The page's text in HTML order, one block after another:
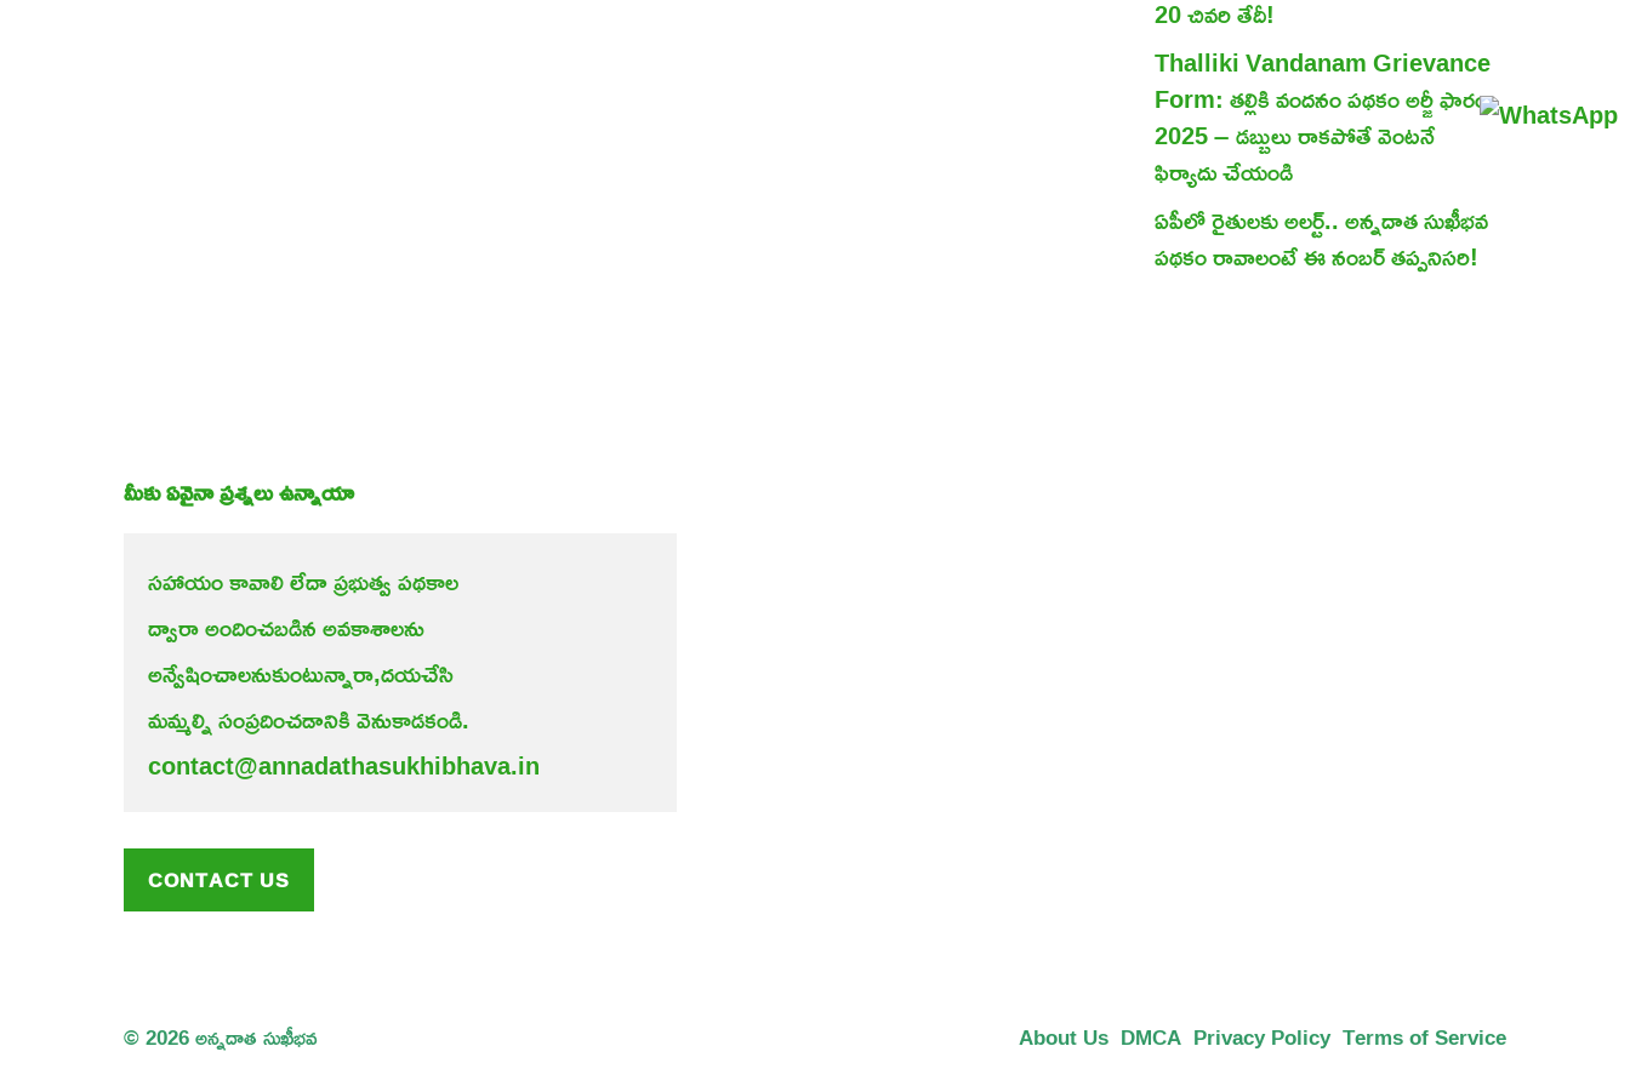
20 చివరి తేదీ!
Thalliki Vandanam Grievance
Form: తల్లికి వందనం పథకం అర్జీ ఫారం
2025 – డబ్బులు రాకపోతే వెంటనే
ఫిర్యాదు చేయండి
ఏపీలో రైతులకు అలర్ట్.. అన్నదాత సుఖీభవ
పథకం రావాలంటే ఈ నంబర్ తప్పనిసరి!
మీకు ఏవైనా ప్రశ్నలు ఉన్నాయా
సహాయం కావాలి లేదా ప్రభుత్వ పథకాల
ద్వారా అందించబడిన అవకాశాలను
అన్వేషించాలనుకుంటున్నారా,దయచేసి
మమ్మల్ని సంప్రదించడానికి వెనుకాడకండి.
contact@annadathasukhibhava.in
CONTACT US
© 2026 అన్నదాత సుఖీభవ About Us DMCA Privacy Policy Terms of Service